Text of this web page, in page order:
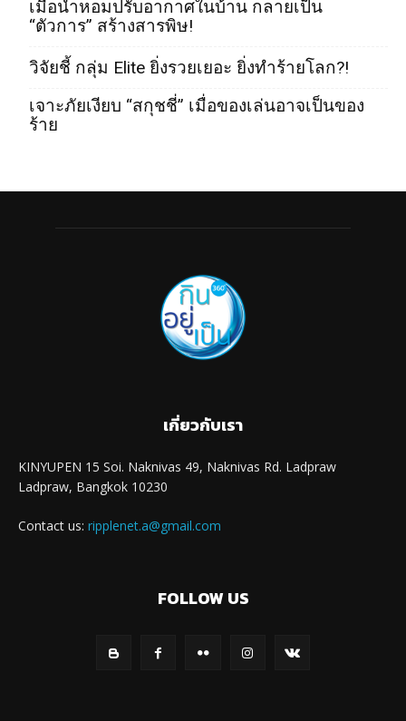
เมื่อน้ำหอมปรับอากาศในบ้าน กลายเป็น
“ตัวการ” สร้างสารพิษ!
วิจัยชี้ กลุ่ม Elite ยิ่งรวยเยอะ ยิ่งทำร้ายโลก?!
เจาะภัยเงียบ “สกุชชี่” เมื่อของเล่นอาจเป็นของ
ร้าย
เกี่ยวกับเรา
KINYUPEN 15 Soi. Naknivas 49, Naknivas Rd. Ladpraw
Ladpraw, Bangkok 10230
Contact us: ripplenet.a@gmail.com
FOLLOW US